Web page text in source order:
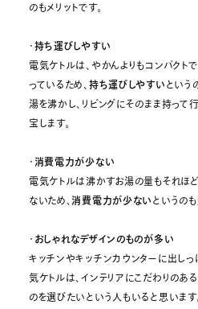
のもメリットです。
・持ち運びしやすい
電気ケトルは、やかんよりもコンパク
っているため、持ち運びしやすいという
湯を沸かし、リビングにそのまま持っ
宝します。
・ 消費電力が少ない
電気ケトルは沸かすお湯の量もそれほど
ないため、消費電力が少ないというの
・ おしゃれなデザインのものが多い
キッチンやキッチンカウンターに出し
気ケトルは、インテリアにこだわりのあ
のを選びたいという人もいると思います